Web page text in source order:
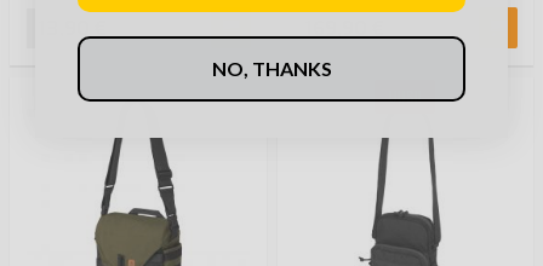
Pulloon mahtuu …
UUSI!
NO, THANKS